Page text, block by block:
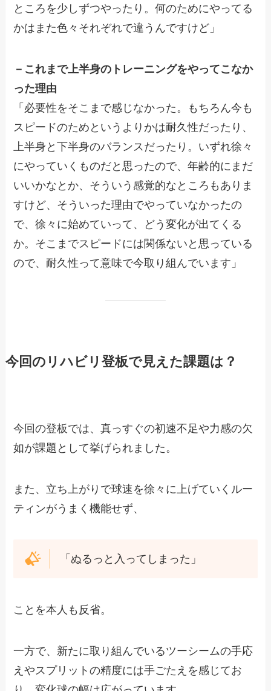
ところを少しずつやったり。何のためにやってる
かはまた色々それぞれで違うんですけど」
－これまで上半身のトレーニングをやってこなか
った理由
「必要性をそこまで感じなかった。もちろん今も
スピードのためというよりかは耐久性だったり、
上半身と下半身のバランスだったり。いずれ徐々
にやっていくものだと思ったので、年齢的にまだ
いいかなとか、そういう感覚的なところもありま
すけど、そういった理由でやっていなかったの
で、徐々に始めていって、どう変化が出てくる
か。そこまでスピードには関係ないと思っている
ので、耐久性って意味で今取り組んでいます」
今回のリハビリ登板で見えた課題は？
今回の登板では、真っすぐの初速不足や力感の欠
如が課題として挙げられました。
また、立ち上がりで球速を徐々に上げていくルー
ティンがうまく機能せず、
「ぬるっと入ってしまった」
ことを本人も反省。
一方で、新たに取り組んでいるツーシームの手応
えやスプリットの精度には手ごたえを感じてお